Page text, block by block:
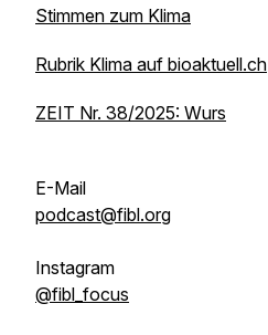
Stimmen zum Klima
Rubrik Klima auf bioaktuell.ch
ZEIT Nr. 38/2025: Wurs
E-Mail
podcast@fibl.org
Instagram
@fibl_focus